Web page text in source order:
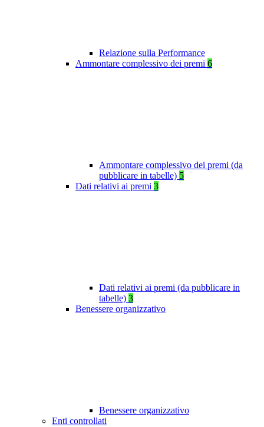
Relazione sulla Performance
Ammontare complessivo dei premi 6
Ammontare complessivo dei premi (da
pubblicare in tabelle) 5
Dati relativi ai premi 3
Dati relativi ai premi (da pubblicare in
tabelle) 3
Benessere organizzativo
Benessere organizzativo
Enti controllati